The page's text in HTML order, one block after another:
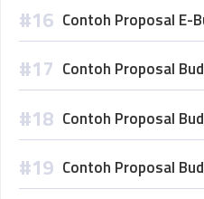
Contoh Proposal E-
Contoh Proposal
Contoh Proposal
Contoh Proposal